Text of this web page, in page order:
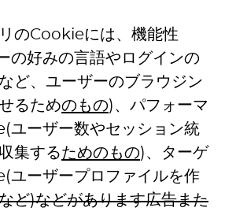
のCookieには、機能性
の好みの言語やログインの
ど、ユーザーのブラウジン
るためのもの)、パフォーマ
ユーザー数やセッション統
集するためのもの)、ターゲ
ユーザープロファイルを作
ど)などがあります広告また